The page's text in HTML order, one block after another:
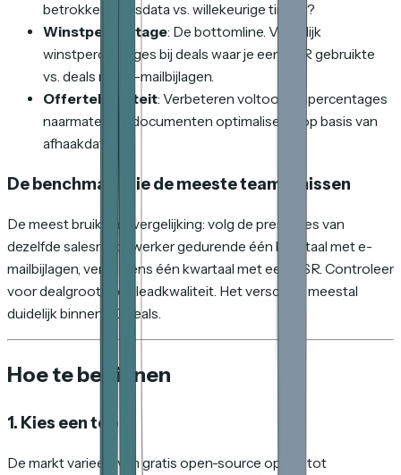
betrokkenheidsdata vs. willekeurige timing?
Winstpercentage: De bottomline. Vergelijk
winstpercentages bij deals waar je een DSR gebruikte
vs. deals met e-mailbijlagen.
Offertekwaliteit: Verbeteren voltooiingspercentages
naarmate je je documenten optimaliseert op basis van
afhaakdata?
De benchmark die de meeste teams missen
De meest bruikbare vergelijking: volg de prestaties van
dezelfde salesmedewerker gedurende één kwartaal met e-
mailbijlagen, vervolgens één kwartaal met een DSR. Controleer
voor dealgrootte en leadkwaliteit. Het verschil is meestal
duidelijk binnen 20 deals.
Hoe te beginnen
1. Kies een tool
De markt varieert van gratis open-source opties tot